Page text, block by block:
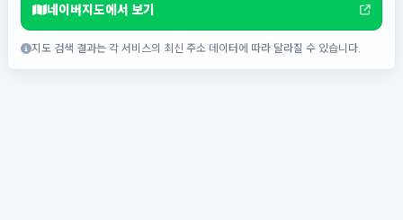
네이버지도에서 보기
지도 검색 결과는 각 서비스의 최신 주소 데이터에 따라 달라질 수 있습니다.